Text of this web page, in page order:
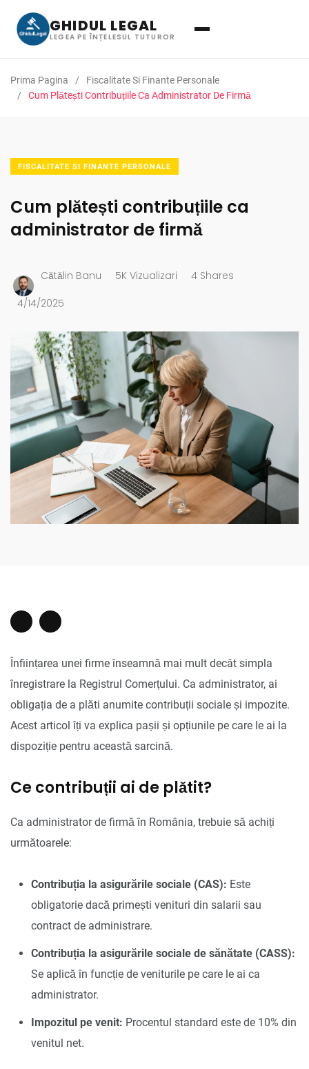
GHIDUL LEGAL
LEGEA PE ÎNȚELESUL TUTUROR
Prima Pagina
Fiscalitate Si Finante Personale
Cum Plătești Contribuțiile Ca Administrator De Firmă
FISCALITATE SI FINANTE PERSONALE
Cum plătești contribuțiile ca
administrator de firmă
Cătălin Banu 5K Vizualizari 4 Shares
4/14/2025
Înființarea unei firme înseamnă mai mult decât simpla
înregistrare la Registrul Comerțului. Ca administrator, ai
obligația de a plăti anumite contribuții sociale și impozite.
Acest articol îți va explica pașii și opțiunile pe care le ai la
dispoziție pentru această sarcină.
Ce contribuții ai de plătit?
Ca administrator de firmă în România, trebuie să achiți
următoarele:
Contribuția la asigurările sociale (CAS): Este
obligatorie dacă primești venituri din salarii sau
contract de administrare.
Contribuția la asigurările sociale de sănătate (CASS):
Se aplică în funcție de veniturile pe care le ai ca
administrator.
Impozitul pe venit: Procentul standard este de 10% din
venitul net.